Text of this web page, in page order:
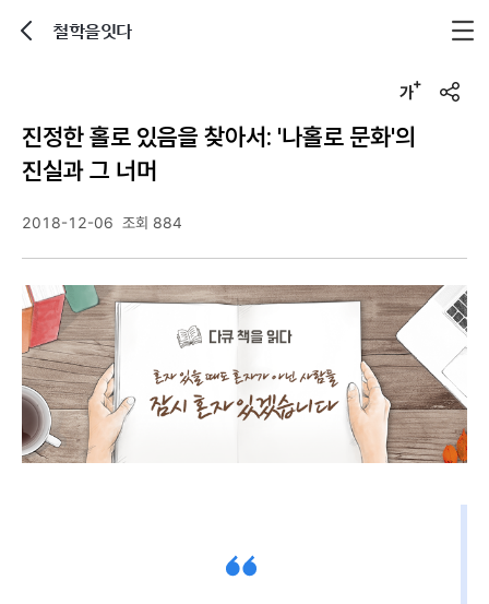
철학을잇다
u
진정한 홀로 있음을 찾아서: '나홀로 문화'의
진실과 그 너머
2018-12-06 조회 884